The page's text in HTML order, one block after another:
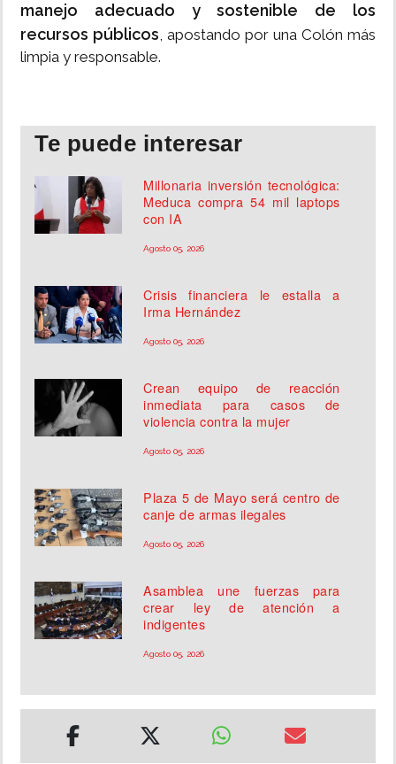
manejo adecuado y sostenible de los
recursos públicos, apostando por una Colón más
limpia y responsable.
Te puede interesar
Millonaria inversión tecnológica:
Meduca compra 54 mil laptops
con IA
Agosto 05, 2026
Crisis financiera le estalla a
Irma Hernández
Agosto 05, 2026
Crean equipo de reacción
inmediata para casos de
violencia contra la mujer
Agosto 05, 2026
Plaza 5 de Mayo será centro de
canje de armas ilegales
Agosto 05, 2026
Asamblea une fuerzas para
crear ley de atención a
indigentes
Agosto 05, 2026